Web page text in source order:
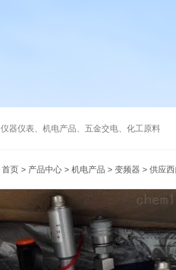
仪器仪表、机电产品、五金交电、化工原料
首页 > 产品中心 > 机电产品 > 变频器 > 供应